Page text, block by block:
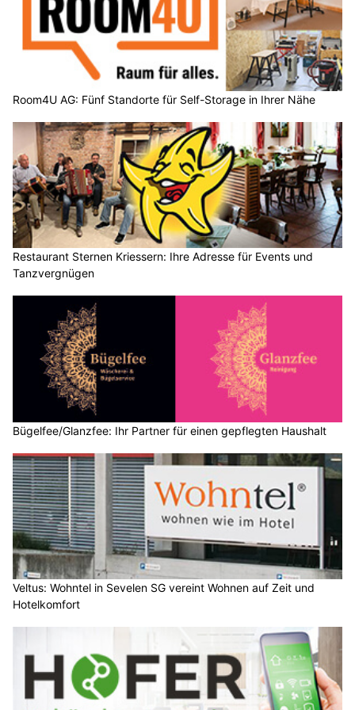
Room4U AG: Fünf Standorte für Self-Storage in Ihrer Nähe
Restaurant Sternen Kriessern: Ihre Adresse für Events und
Tanzvergnügen
Bügelfee/Glanzfee: Ihr Partner für einen gepflegten Haushalt
Veltus: Wohntel in Sevelen SG vereint Wohnen auf Zeit und
Hotelkomfort